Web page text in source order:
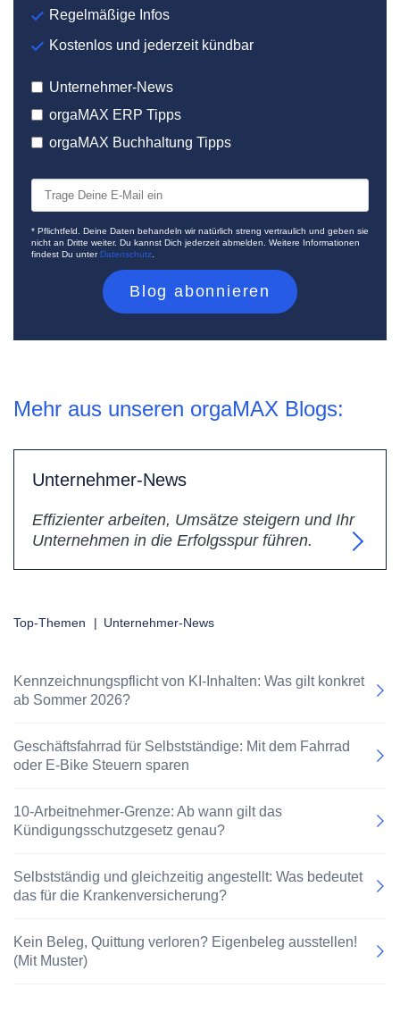
Regelmäßige Infos
Kostenlos und jederzeit kündbar
Unternehmer-News
orgaMAX ERP Tipps
orgaMAX Buchhaltung Tipps
* Pflichtfeld. Deine Daten behandeln wir natürlich streng vertraulich und geben sie
nicht an Dritte weiter. Du kannst Dich jederzeit abmelden. Weitere Informationen
findest Du unterDatenschutz
Mehr aus unseren orgaMAX Blogs:
Unternehmer-News
Effizienter arbeiten, Umsätze steigern und Ihr
Unternehmen in die Erfolgsspur führen.
Top-Themen | Unternehmer-News
Kennzeichnungspflicht von KI-Inhalten: Was gilt konkret
ab Sommer 2026?
Geschäftsfahrrad für Selbstständige: Mit dem Fahrrad
oder E-Bike Steuern sparen
10-Arbeitnehmer-Grenze: Ab wann gilt das
Kündigungsschutzgesetz genau?
Selbstständig und gleichzeitig angestellt: Was bedeutet
das für die Krankenversicherung?
Kein Beleg, Quittung verloren? Eigenbeleg ausstellen!
(Mit Muster)